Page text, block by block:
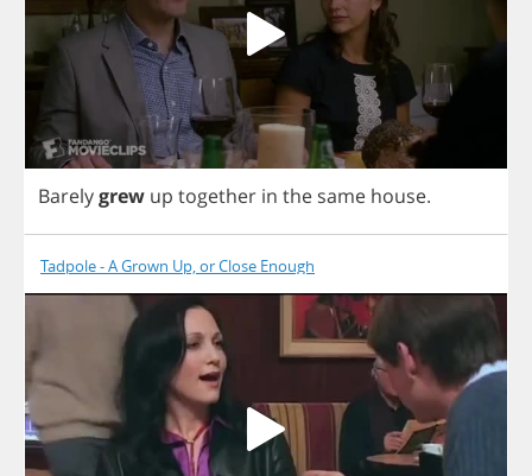
Barelygrew up together in the same house.
Tadpole - A Grown Up, or Close Enough